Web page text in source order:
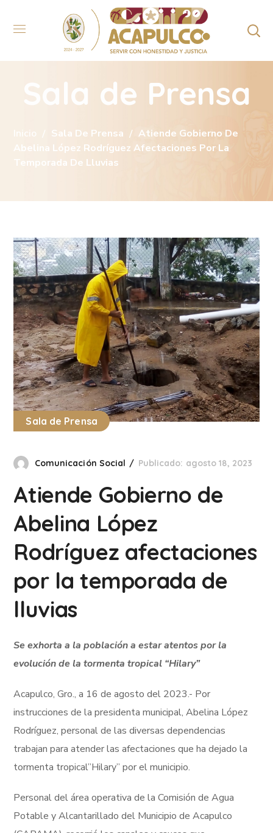
Sala de Prensa
Inicio Sala De Prensa
Atiende Gobierno De
Abelina López Rodríguez Afectaciones Por La
Temporada De Lluvias
Sala de Prensa
Comunicación Social Publicado: agosto 18, 2023
Atiende Gobierno de
Abelina López
Rodríguez afectaciones
por la temporada de
lluvias
Se exhorta a la población a estar atentos por la
evolución de la tormenta tropical “Hilary”
Acapulco, Gro., a 16 de agosto del 2023.- Por
instrucciones de la presidenta municipal, Abelina López
Rodríguez, personal de las diversas dependencias
trabajan para atender las afectaciones que ha dejado la
tormenta tropical”Hilary” por el municipio.
Personal del área operativa de la Comisión de Agua
Potable y Alcantarillado del Municipio de Acapulco